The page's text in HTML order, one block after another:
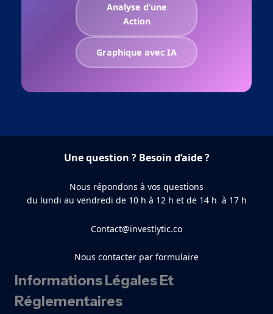
Analyse d’une
Action
Graphique avec IA
Une question ? Besoin d’aide ?
Nous répondons à vos questions
du lundi au vendredi de 10 h à 12 h et de 14 h à 17 h
Contact@investlytic.co
Nous contacter par formulaire
Informations Légales Et
Réglementaires